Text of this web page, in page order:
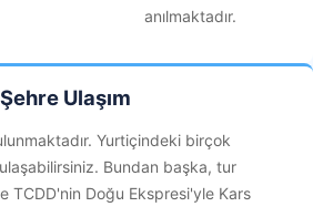
anılmaktadır.
Ulaşım
Yurtiçindeki birçok
Bundan başka, tur
TCDD'nin Doğu Ekspresi'yle Kars